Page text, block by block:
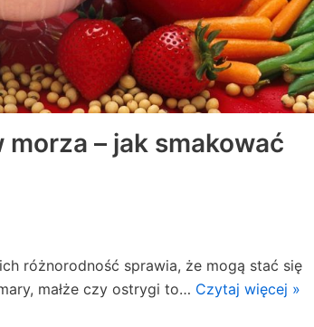
– jak smakować
różnorodność sprawia, że mogą stać się
małże czy ostrygi to… Czytaj więcej »